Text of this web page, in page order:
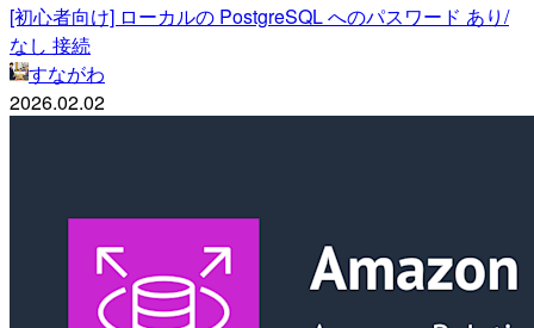
[初心者向け] ローカルの PostgreSQL へのパスワード あり/
なし 接続
すながわ
2026.02.02